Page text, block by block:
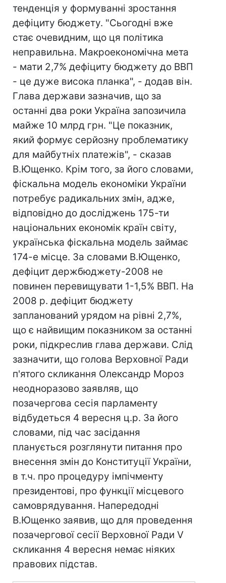
тенденція у формуванні зростання
дефіциту бюджету. "Сьогодні вже
стає очевидним, що ця політика
неправильна. Макроекономічна мета
- мати 2,7% дефіциту бюджету до ВВП
- це дуже висока планка", - додав він.
Глава держави зазначив, що за
останні два роки Україна запозичила
майже 10 млрд грн. "Це показник,
який формує серйозну проблематику
для майбутніх платежів", - сказав
В.Ющенко. Крім того, за його словами,
фіскальна модель економіки України
потребує радикальних змін, адже,
відповідно до досліджень 175-ти
національних економік країн світу,
українська фіскальна модель займає
174-е місце. За словами В.Ющенко,
дефіцит держбюджету-2008 не
повинен перевищувати 1-1,5% ВВП. На
2008 р. дефіцит бюджету
запланований урядом на рівні 2,7%,
що є найвищим показником за останні
роки, підкреслив глава держави. Слід
зазначити, що голова Верховної Ради
п'ятого скликання Олександр Мороз
неодноразово заявляв, що
позачергова сесія парламенту
відбудеться 4 вересня ц.р. За його
словами, під час засідання
планується розглянути питання про
внесення змін до Конституції України,
в т.ч. про процедуру імпічменту
президентові, про функції місцевого
самоврядування. Напередодні
В.Ющенко заявив, що для проведення
позачергової сесії Верховної Ради V
скликання 4 вересня немає ніяких
правових підстав.